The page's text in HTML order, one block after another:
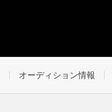
オーディション情報